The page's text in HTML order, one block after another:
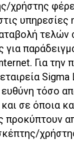
χρήστης
υπηρεσίες
τελών
Για την
τόσο
σε όποια
προκύπτουν